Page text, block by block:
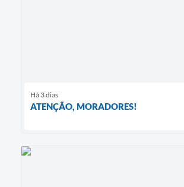
Há 3 dias
ATENÇÃO, MORADORES!